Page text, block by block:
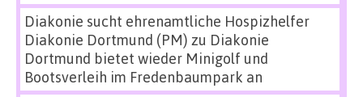
Diakonie sucht ehrenamtliche Hospizhelfer
Diakonie Dortmund (PM) zu Diakonie
Dortmund bietet wieder Minigolf und
Bootsverleih im Fredenbaumpark an